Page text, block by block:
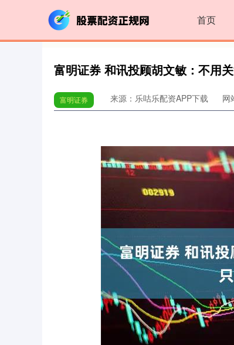
首页
富明证券 和讯投顾胡文敏：不用
富明证券 来源：乐咕乐配资APP下载 网